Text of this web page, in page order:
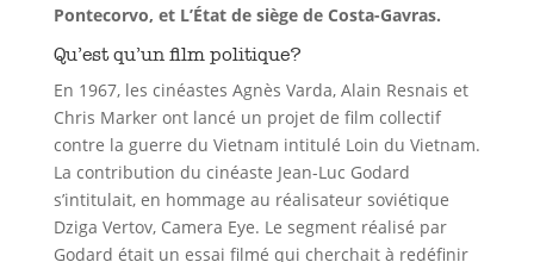
Pontecorvo, et L’État de siège de Costa-Gavras.
Qu’est qu’un film politique?
En 1967, les cinéastes Agnès Varda, Alain Resnais et
Chris Marker ont lancé un projet de film collectif
contre la guerre du Vietnam intitulé Loin du Vietnam.
La contribution du cinéaste Jean-Luc Godard
s’intitulait, en hommage au réalisateur soviétique
Dziga Vertov, Camera Eye. Le segment réalisé par
Godard était un essai filmé qui cherchait à redéfinir